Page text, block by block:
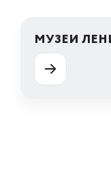
МУЗЕИ